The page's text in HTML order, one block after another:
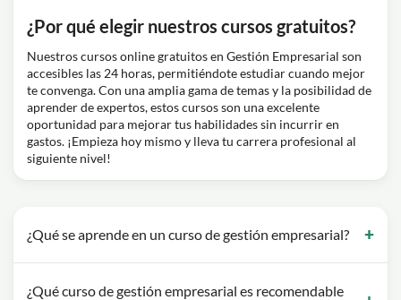
¿Por qué elegir nuestros cursos gratuitos?
Nuestros cursos online gratuitos en Gestión Empresarial son
accesibles las 24 horas, permitiéndote estudiar cuando mejor
te convenga. Con una amplia gama de temas y la posibilidad de
aprender de expertos, estos cursos son una excelente
oportunidad para mejorar tus habilidades sin incurrir en
gastos. ¡Empieza hoy mismo y lleva tu carrera profesional al
siguiente nivel!
¿Qué se aprende en un curso de gestión empresarial?
¿Qué curso de gestión empresarial es recomendable